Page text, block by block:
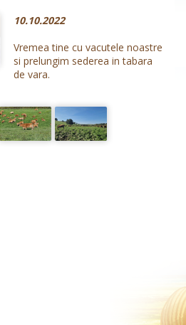
10.10.2022
Vremea tine cu vacutele noastre
si prelungim sederea in tabara
de vara.